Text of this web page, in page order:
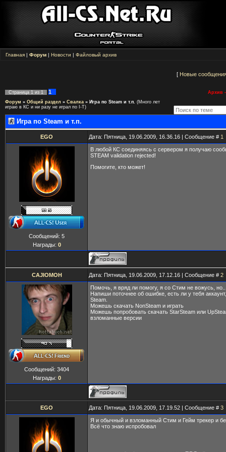
Главная | Форум | Новости | Файловый архив
[ Новые
Страница 1 из 1 1
Архив -
Форум » Общий раздел » Свалка » Игра по Steam и т.п. (Много лет
играю в КС и ни разу не играл по I-T)
Игра по Steam и т.п.
EGO Дата: Пятница, 19.06.2009, 16.36.16 | Сообщение # 1
Сообщений: 5
Награды: 0
В любой КС соединяясь с сервером я получаю
STEAM validation rejected!
Помогите, кто может!
CAJIOMOH Дата: Пятница, 19.06.2009, 17.12.16 | Сообщение # 2
Сообщений: 3404
Награды: 0
Помочь, я вряд ли помогу, я со Стим не вожусь,
Напиши поточнее об ошибке, есть ли у тебя
Steam.
Можешь скачать NonSteam и играть
Можешь попробовать скачать StarSteam или
взломанные версии
EGO Дата: Пятница, 19.06.2009, 17.19.52 | Сообщение # 3
Я и обычный и взломанный Стим и Гейм трекер и
Всё что знаю испробовал